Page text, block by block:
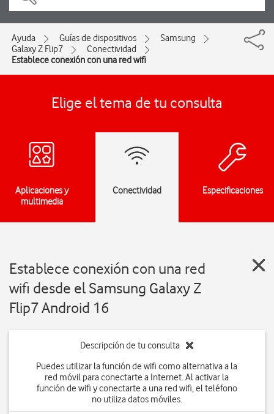
Ayuda Guías de dispositivos
Samsung
Galaxy Z Flip7
Conectividad
Establece conexión con una red wifi
Elige el tema de tu consulta
Aplicaciones y
multimedia
Conectividad Especificaciones
Establece conexión con una red
wifi desde el Samsung Galaxy Z
Flip7 Android 16
Descripción de tu consulta
Puedes utilizar la función de wifi como alternativa a la
red móvil para conectarte a Internet. Al activar la
función de wifi y conectarte a una red wifi, el teléfono
no utiliza datos móviles.